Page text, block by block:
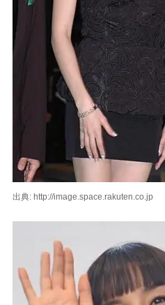
出典: http://image.space.rakuten.co.jp